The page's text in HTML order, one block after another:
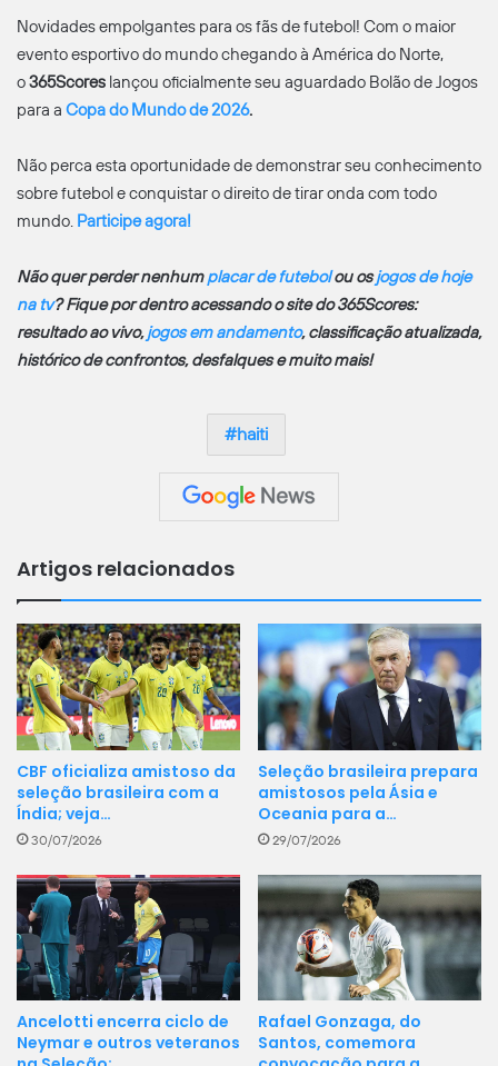
Novidades empolgantes para os fãs de futebol! Com o maior
evento esportivo do mundo chegando à América do Norte,
o365Scores lançou oficialmente seu aguardado Bolão de Jogos
para a Copa do Mundo de 2026.
Não perca esta oportunidade de demonstrar seu conhecimento
sobre futebol e conquistar o direito de tirar onda com todo
mundo. Participe agora!
Não quer perder nenhumplacar de futebolou osjogos de hoje
na tv? Fique por dentro acessando o site do 365Scores:
resultado ao vivo,jogos em andamento, classificação atualizada,
histórico de confrontos, desfalques e muito mais!
haiti
Artigos relacionados
CBF oficializa amistoso da
seleção brasileira com a
Índia; veja…
30/07/2026
Seleção brasileira prepara
amistosos pela Ásia e
Oceania para a…
29/07/2026
Ancelotti encerra ciclo de
Neymar e outros veteranos
Rafael Gonzaga, do
Santos, comemora